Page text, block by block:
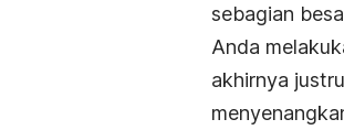
sebagian
Anda
akhirnya